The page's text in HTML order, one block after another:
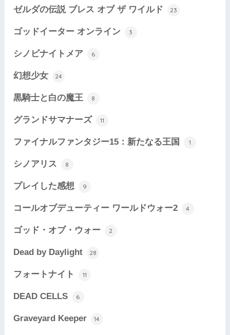
ゼルダの伝説 ブレス オブ ザ ワイルド 23
ゴッドイーター オンライン 3
シノビナイトメア 6
幻想少女 24
黒騎士と白の魔王 8
グランドサマナーズ 11
ファイナルファンタジー15：新たなる王国 1
シノアリス 8
プレイした感想 9
コールオブデューティー ワールドウォー2 4
ゴッド・オブ・ウォー 2
Dead by Daylight 28
フォートナイト 11
DEAD CELLS 6
Graveyard Keeper 14